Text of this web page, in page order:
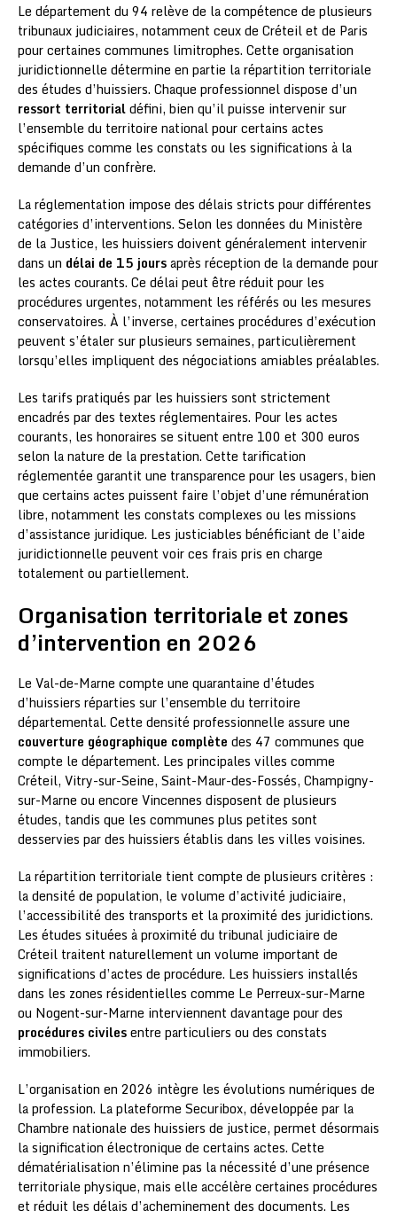
Le département du 94 relève de la compétence de plusieurs
tribunaux judiciaires, notamment ceux de Créteil et de Paris
pour certaines communes limitrophes. Cette organisation
juridictionnelle détermine en partie la répartition territoriale
des études d’huissiers. Chaque professionnel dispose d’un
ressort territorialdéfini, bien qu’il puisse intervenir sur
l’ensemble du territoire national pour certains actes
spécifiques comme les constats ou les significations à la
demande d’un confrère.
La réglementation impose des délais stricts pour différentes
catégories d’interventions. Selon les données du Ministère
de la Justice, les huissiers doivent généralement intervenir
dans un délai de 15 joursaprès réception de la demande pour
les actes courants. Ce délai peut être réduit pour les
procédures urgentes, notamment les référés ou les mesures
conservatoires. À l’inverse, certaines procédures d’exécution
peuvent s’étaler sur plusieurs semaines, particulièrement
lorsqu’elles impliquent des négociations amiables préalables.
Les tarifs pratiqués par les huissiers sont strictement
encadrés par des textes réglementaires. Pour les actes
courants, les honoraires se situent entre 100 et 300 euros
selon la nature de la prestation. Cette tarification
réglementée garantit une transparence pour les usagers, bien
que certains actes puissent faire l’objet d’une rémunération
libre, notamment les constats complexes ou les missions
d’assistance juridique. Les justiciables bénéficiant de l’aide
juridictionnelle peuvent voir ces frais pris en charge
totalement ou partiellement.
Organisation territoriale et zones
d’intervention en 2026
Le Val-de-Marne compte une quarantaine d’études
d’huissiers réparties sur l’ensemble du territoire
départemental. Cette densité professionnelle assure une
couverture géographique complète des 47 communes que
compte le département. Les principales villes comme
Créteil, Vitry-sur-Seine, Saint-Maur-des-Fossés, Champigny-
sur-Marne ou encore Vincennes disposent de plusieurs
études, tandis que les communes plus petites sont
desservies par des huissiers établis dans les villes voisines.
La répartition territoriale tient compte de plusieurs critères :
la densité de population, le volume d’activité judiciaire,
l’accessibilité des transports et la proximité des juridictions.
Les études situées à proximité du tribunal judiciaire de
Créteil traitent naturellement un volume important de
significations d’actes de procédure. Les huissiers installés
dans les zones résidentielles comme Le Perreux-sur-Marne
ou Nogent-sur-Marne interviennent davantage pour des
procédures civilesentre particuliers ou des constats
immobiliers.
L’organisation en 2026 intègre les évolutions numériques de
la profession. La plateforme Securibox, développée par la
Chambre nationale des huissiers de justice, permet désormais
la signification électronique de certains actes. Cette
dématérialisation n’élimine pas la nécessité d’une présence
territoriale physique, mais elle accélère certaines procédures
et réduit les délais d’acheminement des documents. Les